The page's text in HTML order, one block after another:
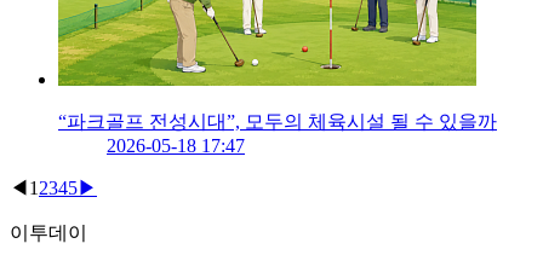
“파크골프 전성시대”, 모두의 체육시설 될 수 있을까
2026-05-18 17:47
◀ 1 2345▶
이투데이